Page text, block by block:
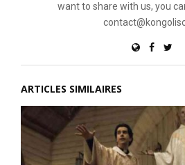
want to share with us, you
ARTICLES SIMILAIRES